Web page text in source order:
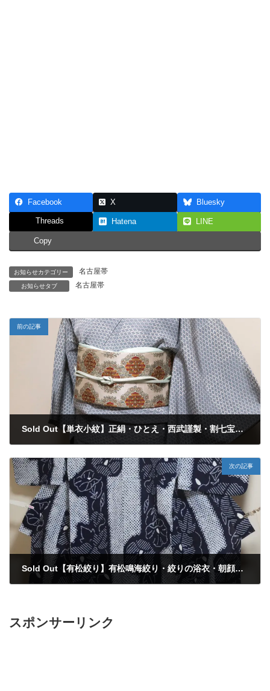
Facebook X Bluesky
Threads Hatena LINE
Copy
お知らせカテゴリー 名古屋帯
お知らせタブ 名古屋帯
前の記事
Sold Out【単衣小紋】正絹・ひとえ・西武謹製・割七宝繋ぎ・変わり市松文様・裄63㎝
次の記事
Sold Out【有松絞り】有松鳴海絞り・絞りの浴衣・朝顔・絞りゆかた・手縫い仕立て・着心地抜群・裄62.5cm
スポンサーリンク